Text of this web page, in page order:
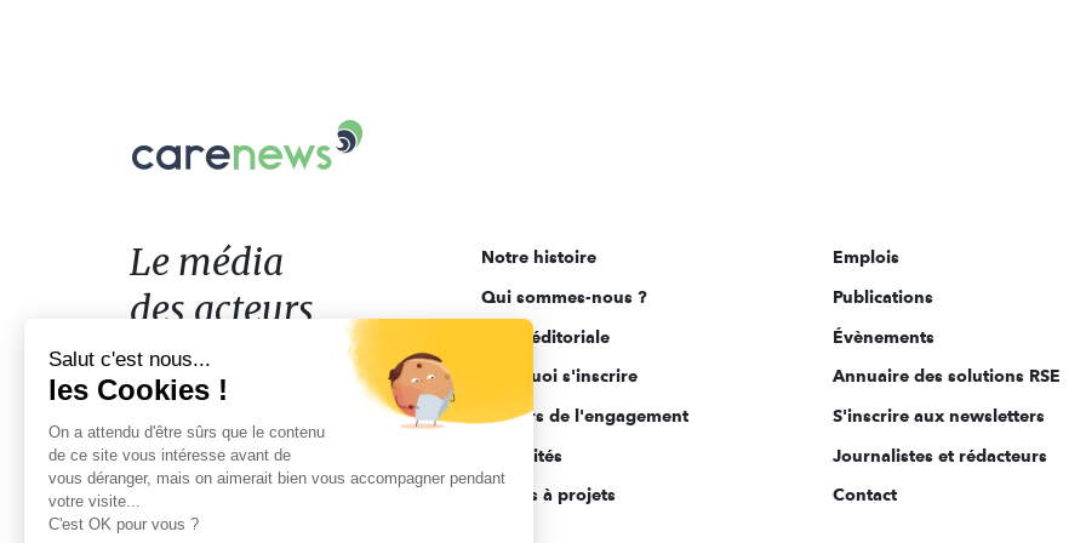
Le
acteurs
de
l'engagement
Le média
des acteurs
de l'engagement
Notre histoire
Qui sommes-nous ?
Ligne éditoriale
Pourquoi s'inscrire
Acteurs de l'engagement
Actualités
Appels à projets
Emplois
Publications
Évènements
Annuaire des solutions RSE
S'inscrire aux newsletters
Journalistes et rédacteurs
Contact
Salut c'est nous...
les Cookies !
On a attendu d'être sûrs que le contenu
de ce site vous intéresse avant de
vous déranger, mais on aimerait bien vous accompagner pendant
votre visite...
C'est OK pour vous ?